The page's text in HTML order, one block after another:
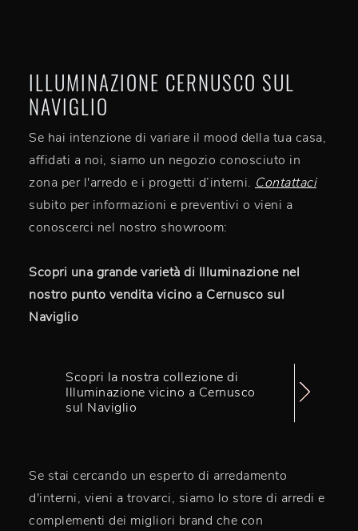
ILLUMINAZIONE CERNUSCO SUL
NAVIGLIO
Se hai intenzione di variare il mood della tua casa,
affidati a noi, siamo un negozio conosciuto in
zona per l'arredo e i progetti d’interni. Contattaci
subito per informazioni e preventivi o vieni a
conoscerci nel nostro showroom:
Scopri una grande varietà di Illuminazione nel
nostro punto vendita vicino a Cernusco sul
Naviglio
Scopri la nostra collezione di
Illuminazione vicino a Cernusco
sul Naviglio
Se stai cercando un esperto di arredamento
d'interni, vieni a trovarci, siamo lo store di arredi e
complementi dei migliori brand che con